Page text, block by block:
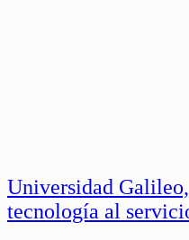
Universidad
tecnología al